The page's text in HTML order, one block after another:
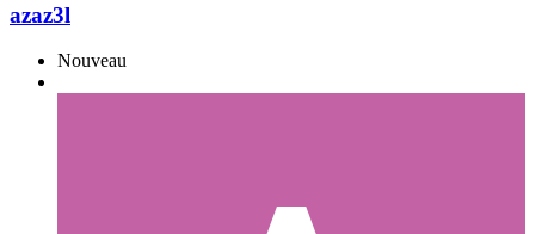
azaz3l
Nouveau